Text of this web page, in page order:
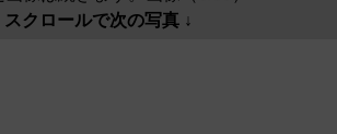
スクロールで次の写真 ↓